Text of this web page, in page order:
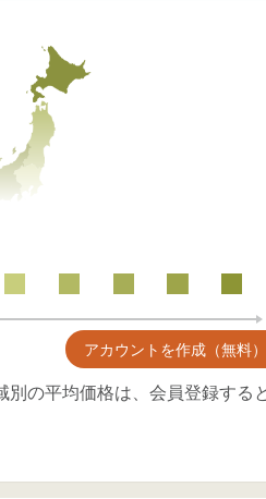
アカウントを作成（無料）
別の平均価格は、会員登録する